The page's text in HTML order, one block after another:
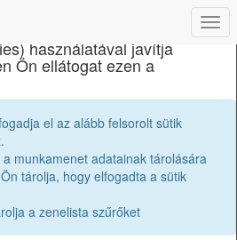
Kollégium
használatával javítja
Ön ellátogat ezen a
el az alább felsorolt sütik
munkamenet adatainak tárolására
tárolja, hogy elfogadta a sütik
a zenelista szűrőket